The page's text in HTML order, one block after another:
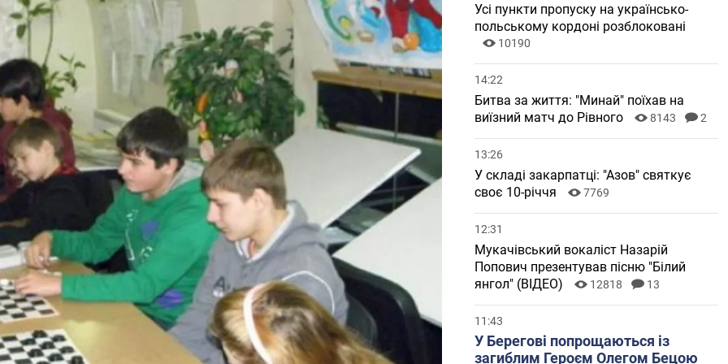
Усі пункти пропуску на українсько-
польському кордоні розблоковані
10190
14:22
Битва за життя: "Минай" поїхав на
виїзний матч до Рівного
8143 2
13:26
У складі закарпатці: "Азов" святкує
своє 10-річчя
7769
12:31
Мукачівський вокаліст Назарій
Попович презентував пісню "Білий
янгол" (ВІДЕО)
12818 13
11:43
У Берегові попрощаються із
загиблим Героєм Олегом Бецою